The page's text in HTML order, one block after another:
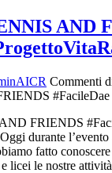
AND
Commenti
#FacileDae
FRIENDS
durante
fatto
licei le nostre